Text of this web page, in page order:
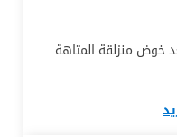
خوض منزلقة المتاهة